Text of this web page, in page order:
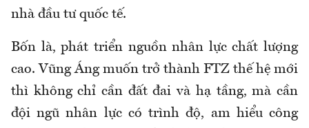
nhà đầu tư quốc tế.
Bốn là, phát triển nguồn nhân lực chất lượng
cao. Vũng Áng muốn trở thành FTZ thế hệ mới
thì không chỉ cần đất đai và hạ tầng, mà cần
đội ngũ nhân lực có trình độ, am hiểu công